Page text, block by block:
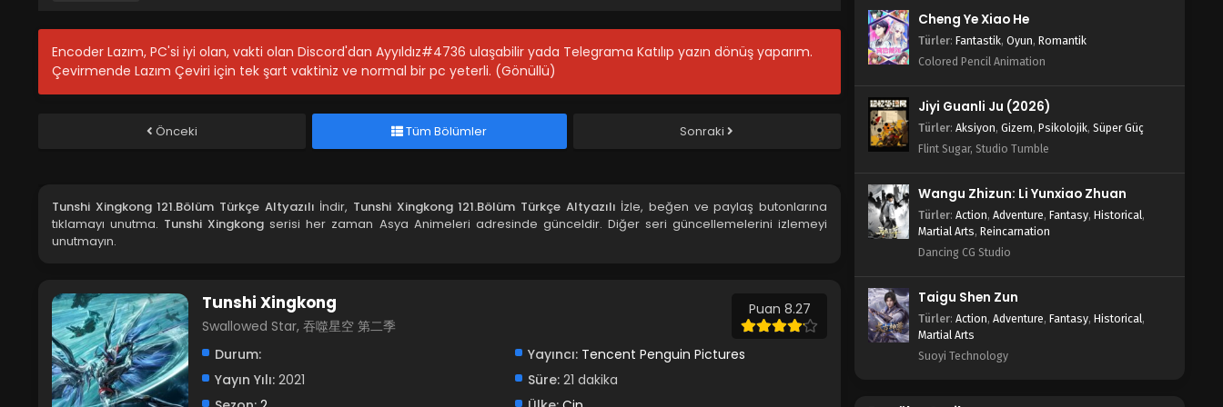
Encoder Lazım, PC'si iyi olan, vakti olan Discord'dan Ayyıldız#4736 ulaşabilir yada Telegrama Katılıp yazın dönüş yaparım.
Çevirmende Lazım Çeviri için tek şart vaktiniz ve normal bir pc yeterli. (Gönüllü)
Önceki Tüm Bölümler Sonraki
Tunshi Xingkong 121.Bölüm Türkçe Altyazılı İndir, Tunshi Xingkong 121.Bölüm Türkçe Altyazılı İzle, beğen ve paylaş butonlarına
tıklamayı unutma. Tunshi Xingkong serisi her zaman Asya Animeleri adresinde günceldir. Diğer seri güncellemelerini izlemeyi
unutmayın.
Tunshi Xingkong
Swallowed Star, 吞噬星空 第二季
Puan 8.27
Durum: Yayıncı: Tencent Penguin Pictures
Yayın Yılı: 2021 Süre:21 dakika
Tunshi Xingkong 114.Bölüm Türkçe
Altyazılı
Tunshi Xingkong 113.Bölüm Türkçe
Altyazılı
Tunshi Xingkong 112.Bölüm Türkçe
Altyazılı
Blm 112 - Mart 26, 2024
Tunshi Xingkong 111.Bölüm Türkçe
Altyazılı
Blm 11 - Mart 19, 2024
Tunshi Xingkong 110.Bölüm Türkçe
Cheng Ye Xiao He
Türler: Fantastik, Oyun, Romantik
Colored Pencil Animation
Jiyi Guanli Ju (2026)
Türler: Aksiyon, Gizem, Psikolojik, Süper Güç
Flint Sugar, Studio Tumble
Wangu Zhizun: Li Yunxiao Zhuan
Türler: Action, Adventure, Fantasy, Historical,
Martial Arts, Reincarnation
Dancing CG Studio
Taigu Shen Zun
Türler: Action, Adventure, Fantasy, Historical,
Martial Arts
Suoyi Technology